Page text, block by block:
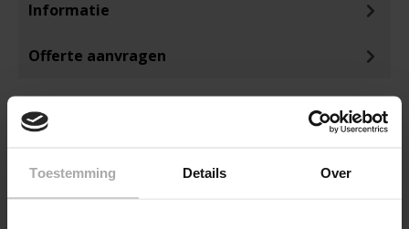
Toestemming Details Over
Informatie
Offerte aanvragen